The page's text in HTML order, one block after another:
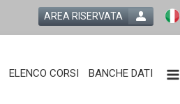
AREA RISERVATA
ELENCO CORSI BANCHE DATI